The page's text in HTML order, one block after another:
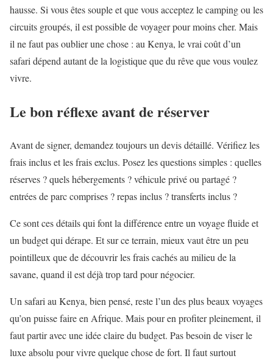
hausse. Si vous êtes souple et que vous acceptez le camping ou les
circuits groupés, il est possible de voyager pour moins cher. Mais
il ne faut pas oublier une chose : au Kenya, le vrai coût d’un
safari dépend autant de la logistique que du rêve que vous voulez
vivre.
Le bon réflexe avant de réserver
Avant de signer, demandez toujours un devis détaillé. Vérifiez les
frais inclus et les frais exclus. Posez les questions simples : quelles
réserves ? quels hébergements ? véhicule privé ou partagé ?
entrées de parc comprises ? repas inclus ? transferts inclus ?
Ce sont ces détails qui font la différence entre un voyage fluide et
un budget qui dérape. Et sur ce terrain, mieux vaut être un peu
pointilleux que de découvrir les frais cachés au milieu de la
savane, quand il est déjà trop tard pour négocier.
Un safari au Kenya, bien pensé, reste l’un des plus beaux voyages
qu’on puisse faire en Afrique. Mais pour en profiter pleinement, il
faut partir avec une idée claire du budget. Pas besoin de viser le
luxe absolu pour vivre quelque chose de fort. Il faut surtout